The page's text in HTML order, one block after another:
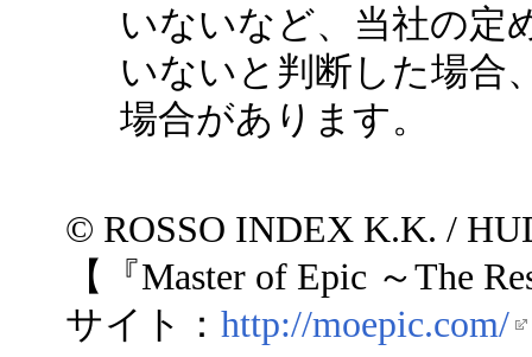
いないなど、当社の定
いないと判断した場合
場合があります。
© ROSSO INDEX K.K. /
【『Master of Epic ～The
サイト： http://moepic.com/